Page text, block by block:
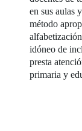
en sus aulas
método
idóneo de
presta
primaria y